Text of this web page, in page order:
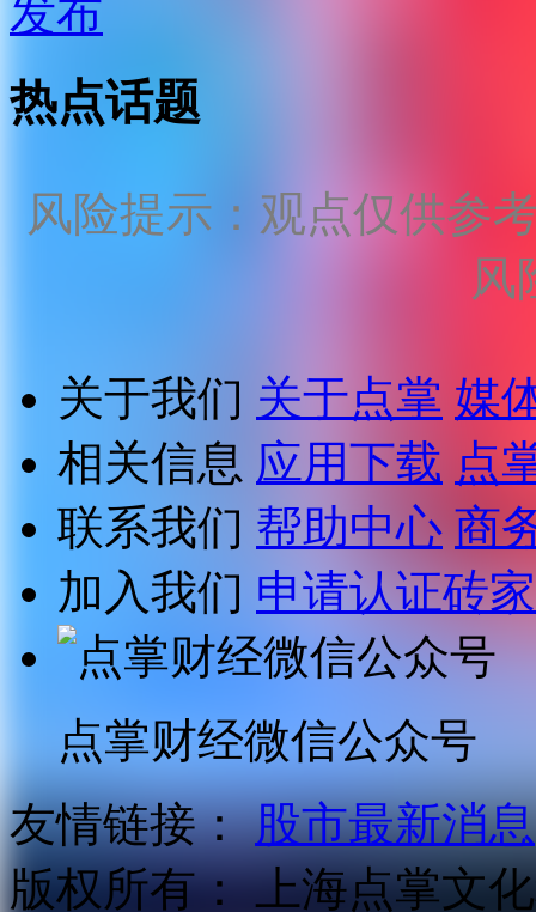
发布
热点话题
风险提示：观点仅供参
风
关于我们 关于点掌 媒
相关信息 应用下载 点
联系我们 帮助中心 商
加入我们 申请认证砖家
点掌财经微信公众号
友情链接： 股市最新消息
版权所有： 上海点掌文